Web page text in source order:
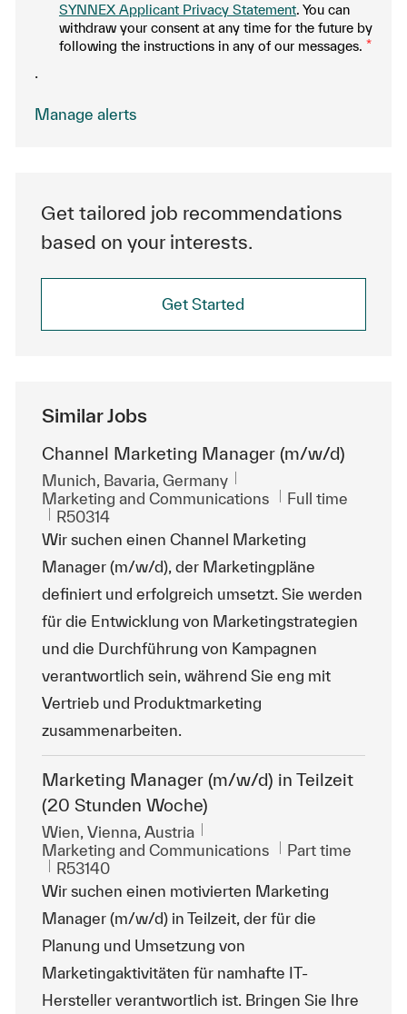
SYNNEX Applicant Privacy Statement. You can
withdraw your consent at any time for the future by
following the instructions in any of our messages. *
Manage alerts
Get tailored job recommendations
based on your interests.
Get Started
Similar Jobs
Channel Marketing Manager (m/w/d)
Location
Munich, Bavaria, Germany
Category
Marketing and Communications Job Type
Full time
ReqId
R50314
Wir suchen einen Channel Marketing
Manager (m/w/d), der Marketingpläne
definiert und erfolgreich umsetzt. Sie werden
für die Entwicklung von Marketingstrategien
und die Durchführung von Kampagnen
verantwortlich sein, während Sie eng mit
Vertrieb und Produktmarketing
zusammenarbeiten.
Marketing Manager (m/w/d) in Teilzeit
(20 Stunden Woche)
Location
Wien, Vienna, Austria
Category
Marketing and Communications Job Type
Part time
ReqId
R53140
Wir suchen einen motivierten Marketing
Manager (m/w/d) in Teilzeit, der für die
Planung und Umsetzung von
Marketingaktivitäten für namhafte IT-
Hersteller verantwortlich ist. Bringen Sie Ihre